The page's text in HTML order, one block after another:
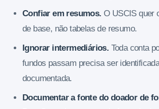
Confiar em resumos. O USCIS quer
de base, não tabelas de resumo.
Ignorar intermediários. Toda conta
fundos passam precisa ser
documentada.
Documentar a fonte do doador de